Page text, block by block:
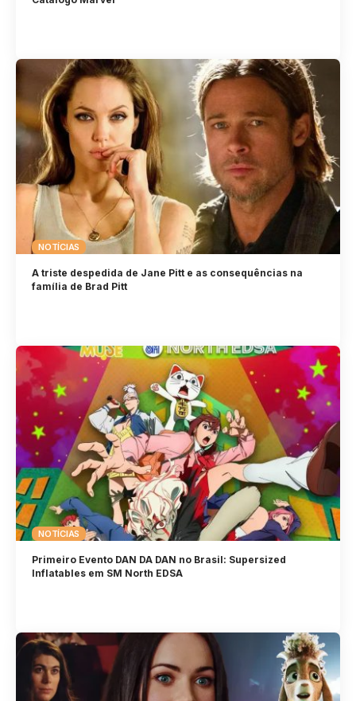
NOTÍCIAS
A triste despedida de Jane Pitt e as consequências na
família de Brad Pitt
NOTÍCIAS
Primeiro Evento DAN DA DAN no Brasil: Supersized
Inflatables em SM North EDSA